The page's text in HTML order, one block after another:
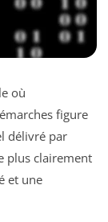
où
figure
délivré par
plus clairement
et une